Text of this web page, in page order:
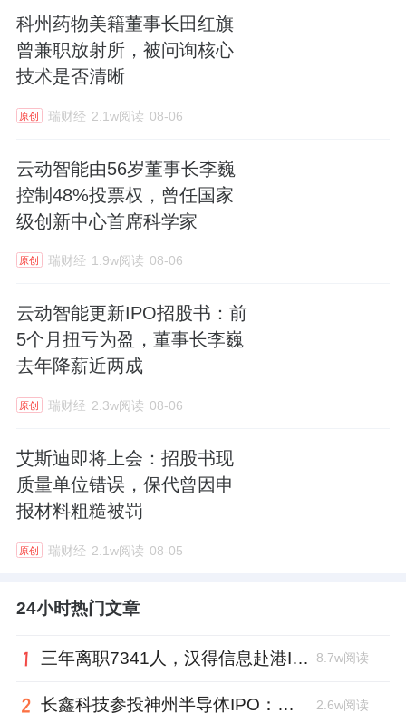
科州药物美籍董事长田红旗
曾兼职放射所，被问询核心
技术是否清晰
原创 瑞财经 2.1w阅读 08-06
云动智能由56岁董事长李巍
控制48%投票权，曾任国家
级创新中心首席科学家
原创 瑞财经 1.9w阅读 08-06
云动智能更新IPO招股书：前
5个月扭亏为盈，董事长李巍
去年降薪近两成
原创 瑞财经 2.3w阅读 08-06
艾斯迪即将上会：招股书现
质量单位错误，保代曾因申
报材料粗糙被罚
原创 瑞财经 2.1w阅读 08-05
24小时热门文章
三年离职7341人，汉得信息赴港IPO前欠缴社保1.55亿元 8.7w阅读
长鑫科技参投神州半导体IPO：朱培文、陈觉晓变现2.6亿，董秘和保荐人有旧 2.6w阅读